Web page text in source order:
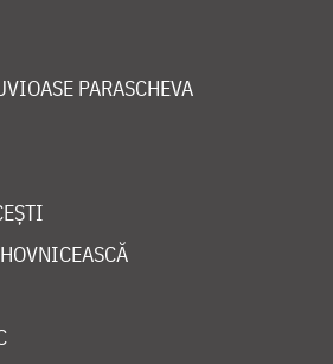
PARASCHEVA